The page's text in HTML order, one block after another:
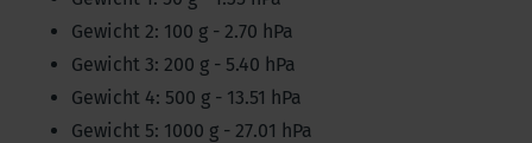
Gewicht 2: 100 g - 2.70 hPa
Gewicht 3: 200 g - 5.40 hPa
Gewicht 4: 500 g - 13.51 hPa
Gewicht 5: 1000 g - 27.01 hPa